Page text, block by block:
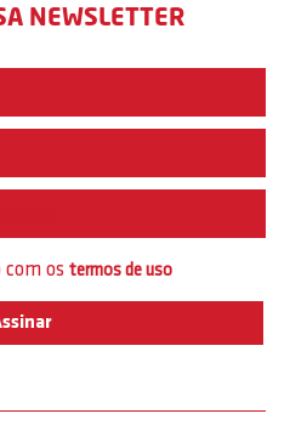
NEWSLETTER
com os termos de uso